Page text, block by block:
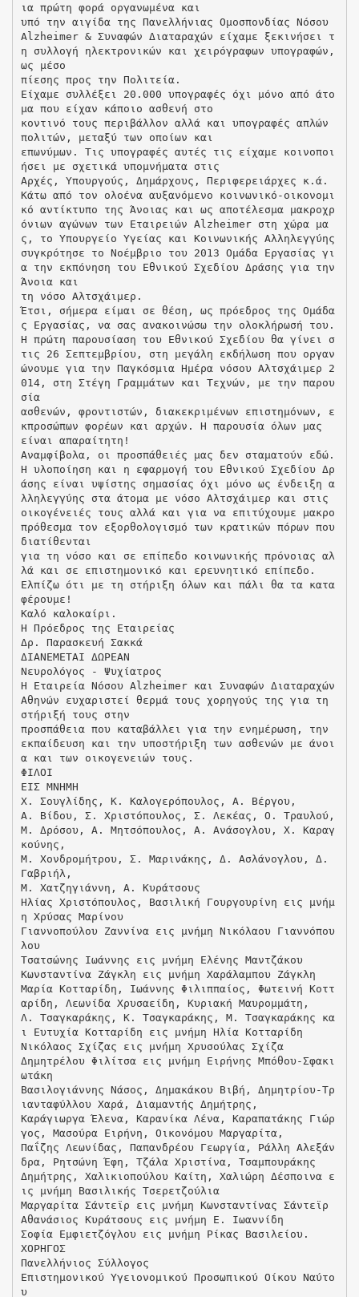
ια πρώτη φορά οργανωμένα και
υπό την αιγίδα της Πανελλήνιας Ομοσπονδίας Νόσου
Alzheimer & Συναφών Διαταραχών είχαμε ξεκινήσει τ
η συλλογή ηλεκτρονικών και χειρόγραφων υπογραφών,
ως μέσο
πίεσης προς την Πολιτεία.
Είχαμε συλλέξει 20.000 υπογραφές όχι μόνο από άτο
μα που είχαν κάποιο ασθενή στο
κοντινό τους περιβάλλον αλλά και υπογραφές απλών
πολιτών, μεταξύ των οποίων και
επωνύμων. Τις υπογραφές αυτές τις είχαμε κοινοποι
ήσει με σχετικά υπομνήματα στις
Αρχές, Υπουργούς, Δημάρχους, Περιφερειάρχες κ.ά.
Κάτω από τον ολοένα αυξανόμενο κοινωνικό-οικονομι
κό αντίκτυπο της Άνοιας και ως αποτέλεσμα μακροχρ
όνιων αγώνων των Εταιρειών Alzheimer στη χώρα μα
ς, το Υπουργείο Υγείας και Κοινωνικής Αλληλεγγύης
συγκρότησε το Νοέμβριο του 2013 Ομάδα Εργασίας γι
α την εκπόνηση του Εθνικού Σχεδίου Δράσης για την
Άνοια και
τη νόσο Αλτσχάιμερ.
Έτσι, σήμερα είμαι σε θέση, ως πρόεδρος της Ομάδα
ς Εργασίας, να σας ανακοινώσω την ολοκλήρωσή του.
Η πρώτη παρουσίαση του Εθνικού Σχεδίου θα γίνει σ
τις 26 Σεπτεμβρίου, στη μεγάλη εκδήλωση που οργαν
ώνουμε για την Παγκόσμια Ημέρα νόσου Αλτσχάιμερ 2
014, στη Στέγη Γραμμάτων και Τεχνών, με την παρου
σία
ασθενών, φροντιστών, διακεκριμένων επιστημόνων, ε
κπροσώπων φορέων και αρχών. Η παρουσία όλων μας
είναι απαραίτητη!
Αναμφίβολα, οι προσπάθειές μας δεν σταματούν εδώ.
Η υλοποίηση και η εφαρμογή του Εθνικού Σχεδίου Δρ
άσης είναι υψίστης σημασίας όχι μόνο ως ένδειξη α
λληλεγγύης στα άτομα με νόσο Αλτσχάιμερ και στις
οικογένειές τους αλλά και για να επιτύχουμε μακρο
πρόθεσμα τον εξορθολογισμό των κρατικών πόρων που
διατίθενται
για τη νόσο και σε επίπεδο κοινωνικής πρόνοιας αλ
λά και σε επιστημονικό και ερευνητικό επίπεδο.
Ελπίζω ότι με τη στήριξη όλων και πάλι θα τα κατα
φέρουμε!
Καλό καλοκαίρι.
Η Πρόεδρος της Εταιρείας
Δρ. Παρασκευή Σακκά
ΔΙΑΝΕΜΕΤΑΙ ΔΩΡΕΑΝ
Νευρολόγος - Ψυχίατρος
H Εταιρεία Νόσου Alzheimer και Συναφών Διαταραχών
Αθηνών ευχαριστεί θερμά τους χορηγούς της για τη
στήριξή τους στην
προσπάθεια που καταβάλλει για την ενημέρωση, την
εκπαίδευση και την υποστήριξη των ασθενών με άνοι
α και των οικογενειών τους.
ΦΙΛΟΙ
EIΣ ΜΝΗΜΗ
Χ. Σουγλίδης, Κ. Καλογερόπουλος, Α. Βέργου,
Α. Βίδου, Σ. Χριστόπουλος, Σ. Λεκέας, Ο. Τραυλού,
Μ. Δρόσου, Α. Μητσόπουλος, Α. Ανάσογλου, Χ. Καραγ
κούνης,
Μ. Χονδρομήτρου, Σ. Μαρινάκης, Δ. Ασλάνογλου, Δ.
Γαβριήλ,
Μ. Χατζηγιάννη, Α. Κυράτσους
Ηλίας Χριστόπουλος, Βασιλική Γουργουρίνη εις μνήμ
η Χρύσας Μαρίνου
Γιαννοπούλου Ζαννίνα εις μνήμη Νικόλαου Γιαννόπου
λου
Τσατσώνης Ιωάννης εις μνήμη Ελένης Μαντζάκου
Κωνσταντίνα Ζάγκλη εις μνήμη Χαράλαμπου Ζάγκλη
Μαρία Κοτταρίδη, Ιωάννης Φιλιππαίος, Φωτεινή Κοττ
αρίδη, Λεωνίδα Χρυσαείδη, Κυριακή Μαυρομμάτη,
Λ. Τσαγκαράκης, Κ. Τσαγκαράκης, Μ. Τσαγκαράκης κα
ι Ευτυχία Κοτταρίδη εις μνήμη Ηλία Κοτταρίδη
Νικόλαος Σχίζας εις μνήμη Χρυσούλας Σχίζα
Δημητρέλου Φιλίτσα εις μνήμη Ειρήνης Μπόθου-Σφακι
ωτάκη
Βασιλογιάννης Νάσος, Δημακάκου Βιβή, Δημητρίου-Τρ
ιανταφύλλου Χαρά, Διαμαντής Δημήτρης,
Καράγιωργα Έλενα, Καρανίκα Λένα, Καραπατάκης Γιώρ
γος, Μασούρα Ειρήνη, Οικονόμου Μαργαρίτα,
Παΐζης Λεωνίδας, Παπανδρέου Γεωργία, Ράλλη Αλεξάν
δρα, Ρητσώνη Έφη, Τζάλα Χριστίνα, Τσαμπουράκης
Δημήτρης, Χαλικιοπούλου Καίτη, Χαλιώρη Δέσποινα ε
ις μνήμη Βασιλικής Τσερετζούλια
Μαργαρίτα Σάντεϊρ εις μνήμη Κωνσταντίνας Σάντεϊρ
Αθανάσιος Κυράτσους εις μνήμη Ε. Ιωαννίδη
Σοφία Εμφιετζόγλου εις μνήμη Ρίκας Βασιλείου.
XOΡΗΓΟΣ
Πανελλήνιος Σύλλογος
Επιστημονικού Υγειονομικού Προσωπικού Οίκου Ναύτο
υ